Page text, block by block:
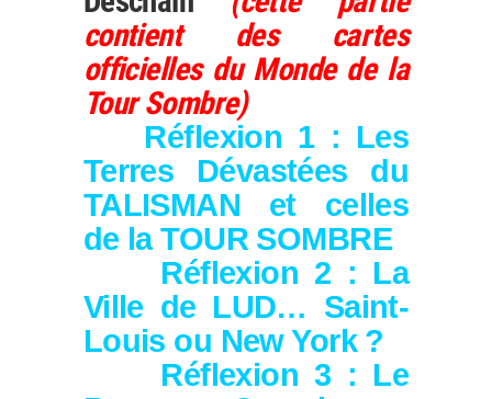
contient des cartes
officielles du Monde de la
Tour Sombre)
Réflexion 1 : Les
Terres Dévastées du
TALISMAN et celles
de la TOUR SOMBRE
Réflexion 2 : La
Ville de LUD… Saint-
Louis ou New York ?
Réflexion 3 : Le